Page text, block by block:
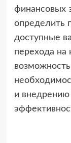
финансовых
определить
доступные
перехода на
и внедрению